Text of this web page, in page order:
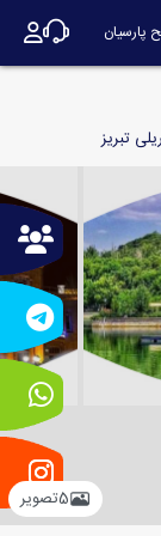
پارسیان
تبریز
5تصویر